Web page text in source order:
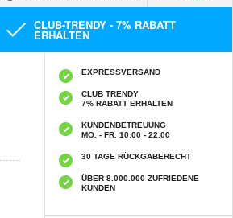
CLUB-TRENDY - 7% RABATT
ERHALTEN
EXPRESSVERSAND
CLUB TRENDY
7% RABATT ERHALTEN
KUNDENBETREUUNG
MO. - FR. 10:00 - 22:00
30 TAGE RÜCKGABERECHT
ÜBER 8.000.000 ZUFRIEDENE
KUNDEN